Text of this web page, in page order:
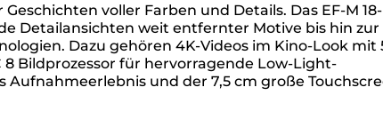
voller Farben und Details. Das EF-M 18-
Detailansichten weit entfernter Motive bis hin zur
Dazu gehören 4K-Videos im Kino-Look mit
8 Bildprozessor für hervorragende Low-Light-
und der 7,5 cm große